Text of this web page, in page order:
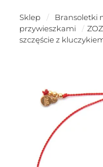
Sklep / Bransoletki
przywieszkami
/
szczęście z